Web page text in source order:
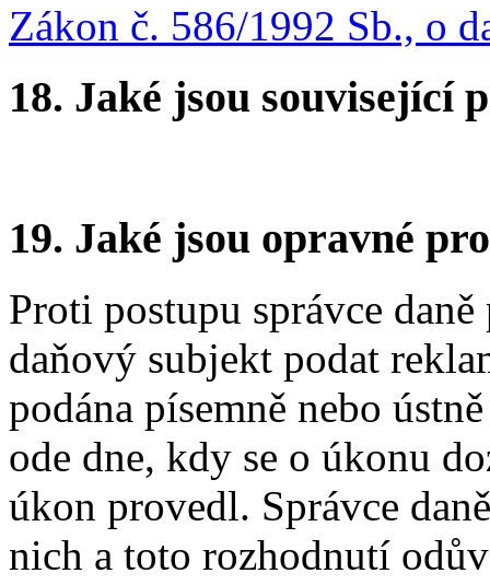
Zákon č. 586/1992 Sb., o
18. Jaké jsou související
19. Jaké jsou opravné
Proti postupu správce
daňový subjekt podat
podána písemně nebo
ode dne, kdy se o úkonu
úkon provedl. Správce
nich a toto rozhodnutí